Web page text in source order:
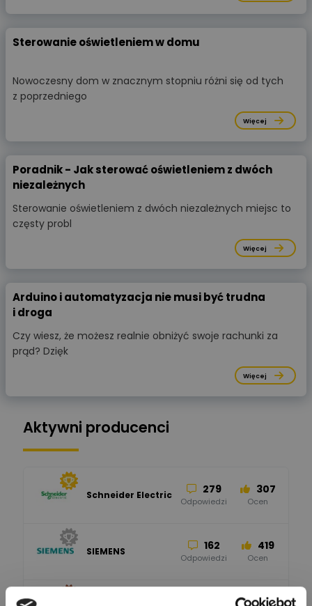
Sterowanie oświetleniem w domu
Nowoczesny dom w znacznym stopniu różni się od tych
z poprzedniego
Więcej
Poradnik - Jak sterować oświetleniem z dwóch
niezależnych
Sterowanie oświetleniem z dwóch niezależnych miejsc to
częsty probl
Więcej
Arduino i automatyzacja nie musi być trudna
i droga
Czy wiesz, że możesz realnie obniżyć swoje rachunki za
prąd? Dzięk
Więcej
Aktywni producenci
Schneider Electric 279
Odpowiedzi
307
Ocen
SIEMENS 162
Odpowiedzi
419
Ocen
206